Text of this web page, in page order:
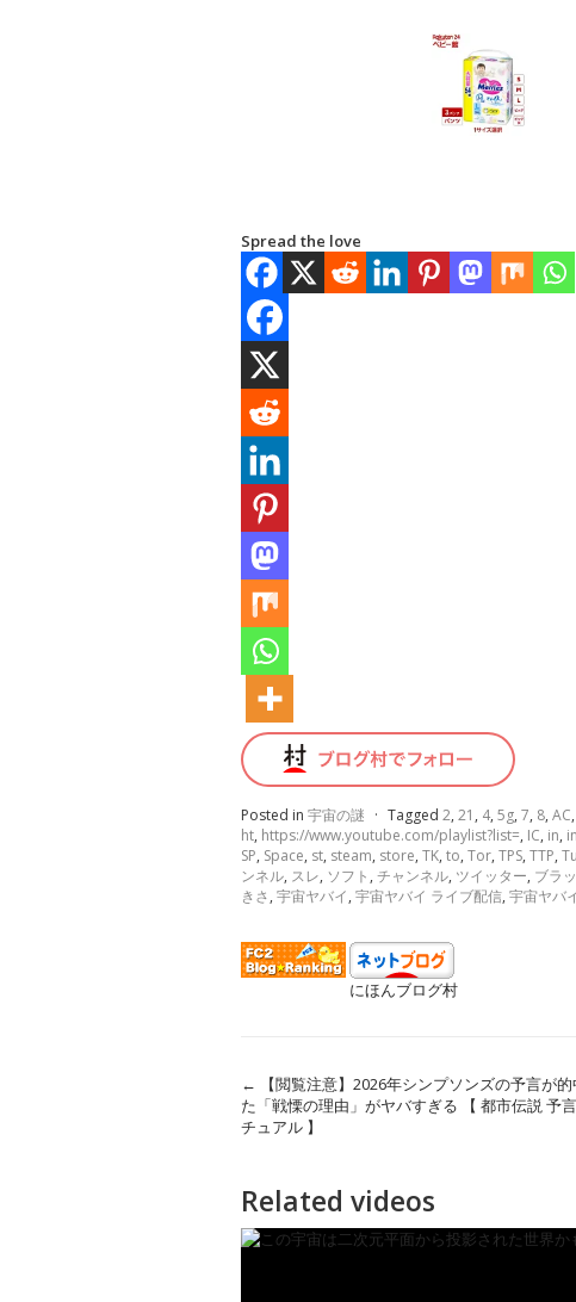
Spread the love
Posted in 宇宙の謎 · Tagged 2, 21 , 4, 5g, 7, 8, AC,
ht, https://www.youtube.com/playlist?list=, IC, in,
SP, Space, st, steam, store, TK, to, Tor, TPS, TTP, Tu
ンネル, スレ, ソフト , チャンネル, ツイッター, ブラ
きさ, 宇宙ヤバイ, 宇宙ヤバイ ライブ配信, 宇宙ヤバ
にほんブログ村
←
【閲覧注意】2026年シンプソンズの予言が
た「戦慄の理由」がヤバすぎる 【 都市伝説 予
チュアル 】
Related videos